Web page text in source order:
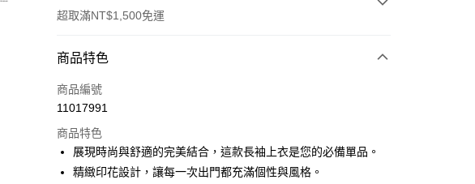
超取滿NT$1,500免運
付款方式
信用卡一次付款
LINE Pay
Apple Pay
商品特色
商品編號
11017991
商品特色
展現時尚與舒適的完美結合，這款長袖上衣是您的必備單品。
精緻印花設計，讓每一次出門都充滿個性與風格。